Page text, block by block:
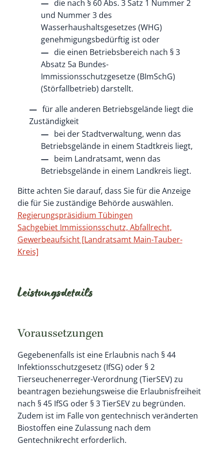
die nach § 60 Abs. 3 Satz 1 Nummer 2
und Nummer 3 des
Wasserhaushaltsgesetzes (WHG)
genehmigungsbedürftig ist oder
die einen Betriebsbereich nach § 3
Absatz 5a Bundes-
Immissionsschutzgesetze (BImSchG)
(Störfallbetrieb) darstellt.
für alle anderen Betriebsgelände liegt die
Zuständigkeit
bei der Stadtverwaltung, wenn das
Betriebsgelände in einem Stadtkreis liegt,
beim Landratsamt, wenn das
Betriebsgelände in einem Landkreis liegt.
Bitte achten Sie darauf, dass Sie für die Anzeige
die für Sie zuständige Behörde auswählen.
Regierungspräsidium Tübingen
Sachgebiet Immissionsschutz, Abfallrecht,
Gewerbeaufsicht [Landratsamt Main-Tauber-
Kreis]
Leistungsdetails
Voraussetzungen
Gegebenenfalls ist eine Erlaubnis nach § 44
Infektionsschutzgesetz (IfSG) oder § 2
Tierseuchenerreger-Verordnung (TierSEV) zu
beantragen beziehungsweise die Erlaubnisfreiheit
nach § 45 IfSG oder § 3 TierSEV zu begründen.
Zudem ist im Falle von gentechnisch veränderten
Biostoffen eine Zulassung nach dem
Gentechnikrecht erforderlich.